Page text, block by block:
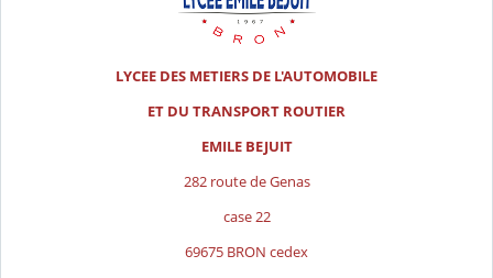
LYCEE DES METIERS DE L'AUTOMOBILE
ET DU TRANSPORT ROUTIER
EMILE BEJUIT
282 route de Genas
case 22
69675 BRON cedex